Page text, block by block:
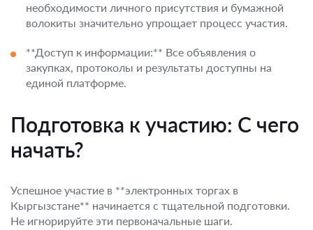
необходимости личного присутствия и бумажной
волокиты значительно упрощает процесс участия.
**Доступ к информации:** Все объявления о
закупках, протоколы и результаты доступны на
единой платформе.
Подготовка к участию: С чего
начать?
Успешное участие в **электронных торгах в
Кыргызстане** начинается с тщательной подготовки.
Не игнорируйте эти первоначальные шаги.